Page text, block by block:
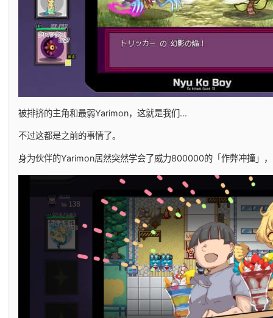
被排挤的主角和最弱Yarimon，这就是我们...
不过这都是之前的事情了。
身为伙伴的Yarimon居然突然学会了威力800000的「作弊冲撞」，